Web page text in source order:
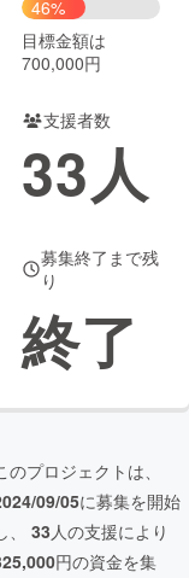
コミュニティ
46%
目標金額は
700,000円
支援者数
33人
募集終了まで残
り
終了
のプロジェクトは、
09/05に募集を開始
、 33人の支援により
円の資金を集